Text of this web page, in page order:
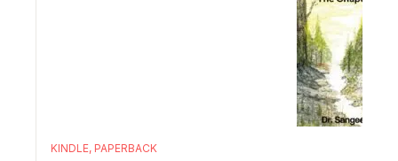
KINDLE, PAPERBACK